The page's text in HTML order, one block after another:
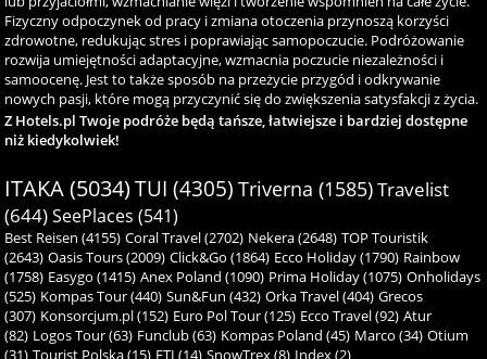
Fizyczny odpoczynek od pracy i zmiana otoczenia przynoszą korzyści
zdrowotne, redukując stres i poprawiając samopoczucie. Podróżowanie
rozwija umiejętności adaptacyjne, wzmacnia poczucie niezależności i
samoocenę. Jest to także sposób na przeżycie przygód i odkrywanie
nowych pasji, które mogą przyczynić się do zwiększenia satysfakcji z życia.
Z Hotels.pl Twoje podróże będą tańsze, łatwiejsze i bardziej dostępne
niż kiedykolwiek!
ITAKA (5034)TUI (4305) Triverna (1585)Travelist
(644) SeePlaces (541)
Best Reisen (4155) Coral Travel (2702) Nekera (2648) TOP Touristik
(2643) Oasis Tours (2009) Click&Go (1864) Ecco Holiday (1790) Rainbow
(1758) Easygo (1415) Anex Poland (1090) Prima Holiday (1075) Onholidays
(525) Kompas Tour (440) Sun&Fun (432) Orka Travel (404) Grecos
(307) Konsorcjum.pl (152) Euro Pol Tour (125) Ecco Travel (92) Atur
(82) Logos Tour (63) Funclub (63) Kompas Poland (45) Marco (34) Otium